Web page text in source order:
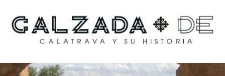
Calzada de Calatrava y
su historia